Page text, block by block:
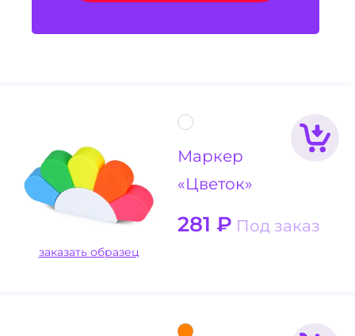
Маркер
«Цветок»
281 ₽ Под заказ
заказать образец